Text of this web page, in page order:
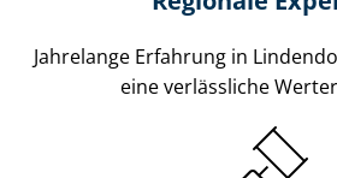
Jahrelange Erfahrung in
eine verlässliche